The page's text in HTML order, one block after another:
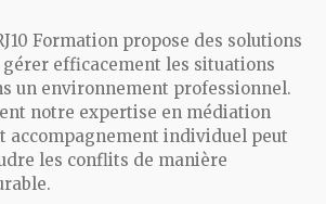
Formation propose des solutions
efficacement les situations
un environnement professionnel.
notre expertise en médiation
accompagnement individuel peut
les conflits de manière